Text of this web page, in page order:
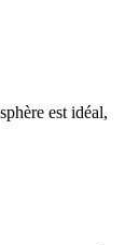
est idéal,